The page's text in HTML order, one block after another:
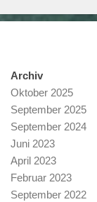
Archiv
Oktober 2025
September 2025
September 2024
Juni 2023
April 2023
Februar 2023
September 2022